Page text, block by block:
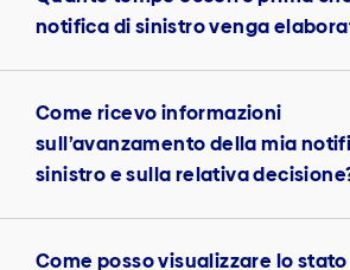
notifica di sinistro venga
Come ricevo informazioni
sull’avanzamento della mia
sinistro e sulla relativa
Come posso visualizzare lo